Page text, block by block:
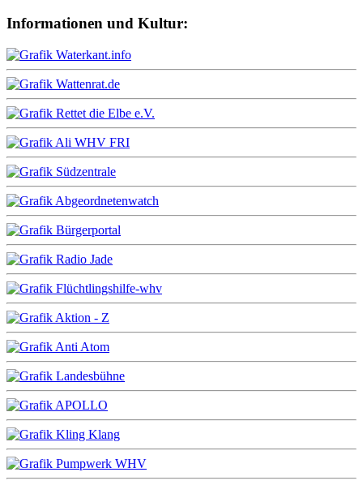
Informationen und Kultur: